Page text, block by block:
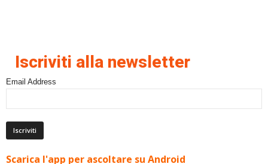
Iscriviti alla newsletter
Email Address
Scarica l'app per ascoltare su Android